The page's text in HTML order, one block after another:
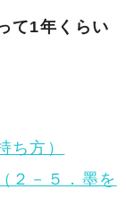
て1年くらい
ち方）
（２－５．墨を